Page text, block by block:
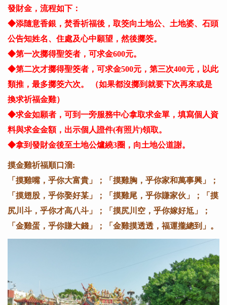
發財金，流程如下：
◆添隨意香銀，焚香祈福後，取筊向土地公、土地婆、石頭
公告知姓名、住處及心中願望，然後擲筊。
◆第一次擲得聖筊者，可求金600元。
◆第二次才擲得聖筊者，可求金500元，第三次400元，以此
類推，最多擲筊六次。 （如果都沒擲到就要下次再來或是
換求祈福金雞）
◆求金如願者，可到一旁服務中心拿取求金單，填寫個人資
料與求金金額，出示個人證件(有照片)領取。
◆拿到發財金後至土地公爐繞3圈，向土地公道謝。
摸金雞祈福順口溜:
「摸雞嘴，乎你大富貴」；「摸雞胸，乎你家和萬事興」；
「摸翅股，乎你娶好某」；「摸雞尾，乎你賺家伙」；「摸
尻川斗，乎你才高八斗」；「摸尻川空，乎你嫁好尪」；
「金雞蛋，乎你賺大錢」；「金雞摸透透，福運攏總到」。